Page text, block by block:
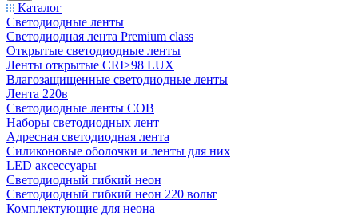
Каталог
Светодиодные ленты
Светодиодная лента Premium class
Открытые светодиодные ленты
Ленты открытые CRI>98 LUX
Влагозащищенные светодиодные ленты
Лента 220в
Светодиодные ленты COB
Наборы светодиодных лент
Адресная светодиодная лента
Силиконовые оболочки и ленты для них
LED аксессуары
Светодиодный гибкий неон
Светодиодный гибкий неон 220 вольт
Комплектующие для неона